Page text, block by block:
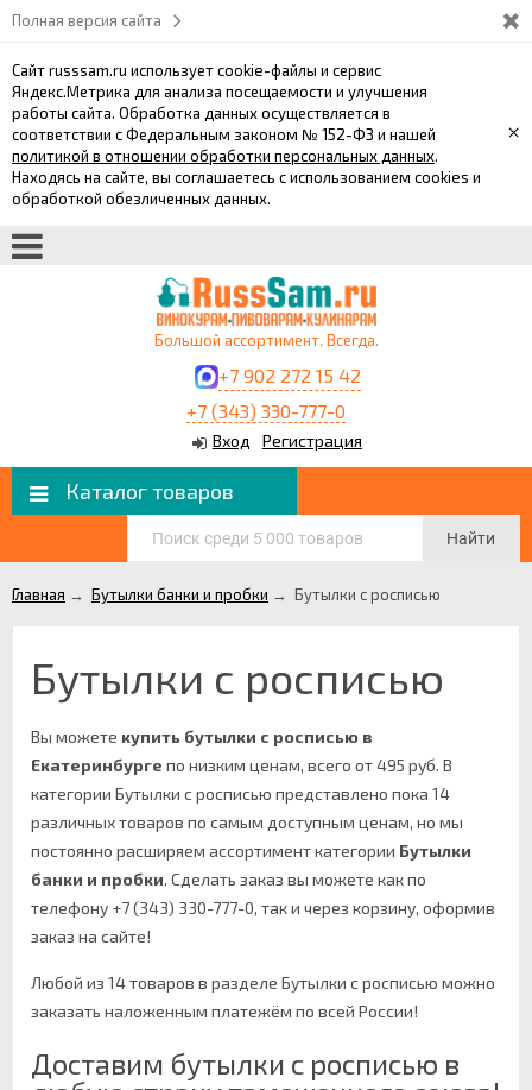
Полная версия сайта
Сайт russsam.ru использует cookie-файлы и сервис
Яндекс.Метрика для анализа посещаемости и улучшения
работы сайта. Обработка данных осуществляется в
соответствии с Федеральным законом № 152-ФЗ и нашей
политикой в отношении обработки персональных данных.
Находясь на сайте, вы соглашаетесь с использованием cookies и
обработкой обезличенных данных.
×
Большой ассортимент. Всегда.
+7 902 272 15 42
+7 (343) 330-777-0
Вход Регистрация
Каталог товаров
Найти
Главная → Бутылки банки и пробки → Бутылки с росписью
Бутылки с росписью
Вы можете купить бутылки с росписью в
Екатеринбурге по низким ценам, всего от 495 руб. В
категории Бутылки с росписью представлено пока 14
различных товаров по самым доступным ценам, но мы
постоянно расширяем ассортимент категории Бутылки
банки и пробки. Сделать заказ вы можете как по
телефону +7 (343) 330-777-0, так и через корзину, оформив
заказ на сайте!
Любой из 14 товаров в разделе Бутылки с росписью можно
заказать наложенным платежём по всей России!
Доставим бутылки с росписью в